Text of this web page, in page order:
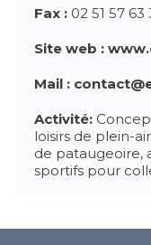
Fax :02 51 57 63
Site web :
Mail :
Activité:
loisirs de plein-
de pataugeoire,
sportifs pour